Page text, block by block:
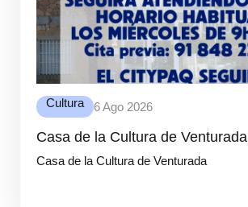
Cultura 6 Ago 2026
Casa de la Cultura de Venturada
Casa de la Cultura de Venturada